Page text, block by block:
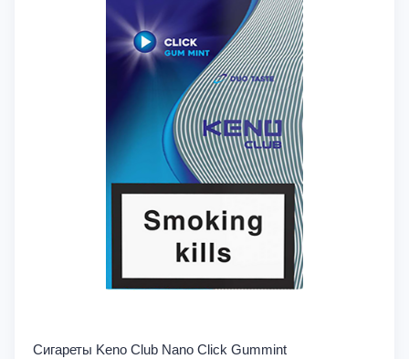
Сигареты Keno Club Nano Click Gummint